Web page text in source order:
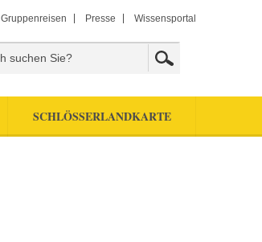
Gruppenreisen Presse Wissensportal
SCHLÖSSERLANDKARTE